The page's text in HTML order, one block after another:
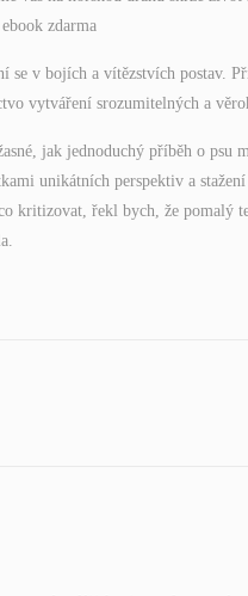
zdarma
v bojích a vítězstvích postav.
vytváření srozumitelných a
jak jednoduchý příběh o psu
unikátních perspektiv a
kritizovat, řekl bych, že pomalý